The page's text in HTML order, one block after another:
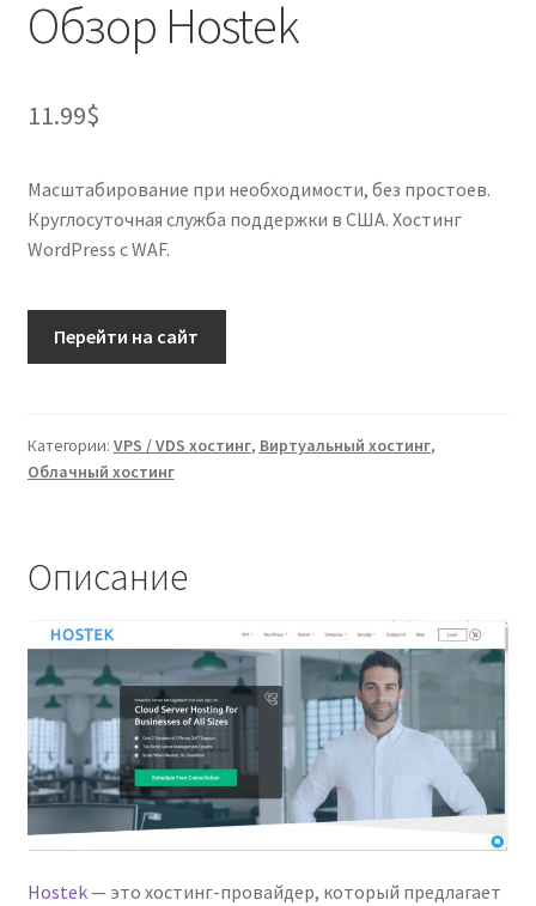
Обзор Hostek
11.99$
Масштабирование при необходимости, без простоев.
Круглосуточная служба поддержки в США. Хостинг
WordPress с WAF.
Перейти на сайт
Категории: VPS / VDS хостинг, Виртуальный хостинг,
Облачный хостинг
Описание
Hostek— это хостинг-провайдер, который предлагает